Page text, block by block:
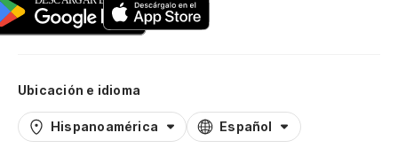
Ubicación e idioma
Hispanoamérica Español